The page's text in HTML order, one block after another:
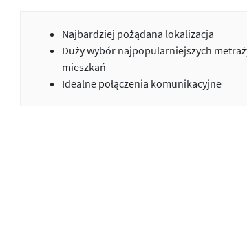
Najbardziej pożądana lokalizacja
Duży wybór najpopularniejszych
mieszkań
Idealne połączenia komunikacyjne